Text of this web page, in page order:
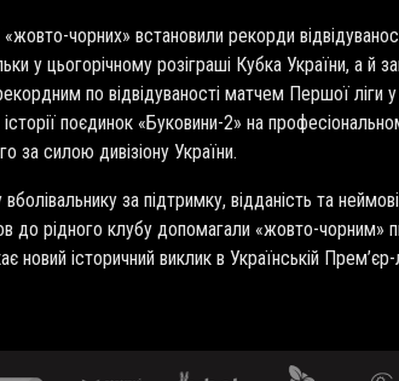
чорних» встановили рекорди
у цьогорічному розіграші Кубка України, а
по відвідуваності матчем Першої ліги у
поєдинок «Буковини-2» на
за силою дивізіону України.
за підтримку, відданість та
до рідного клубу допомагали «жовто-
історичний виклик в Українській